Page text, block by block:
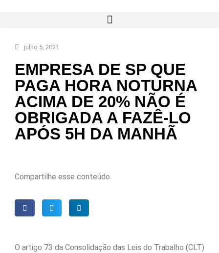
julho 5, 2021
EMPRESA DE SP QUE
PAGA HORA NOTURNA
ACIMA DE 20% NÃO É
OBRIGADA A FAZÊ-LO
APÓS 5H DA MANHÃ
Compartilhe esse conteúdo.
O artigo 73 da Consolidação das Leis do Trabalho (CLT)